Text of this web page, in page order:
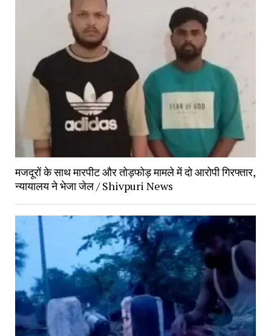
मजदूरों के साथ मारपीट और तोड़फोड़ मामले में दो आरोपी गिरफ्तार,
न्यायालय ने भेजा जेल / Shivpuri News